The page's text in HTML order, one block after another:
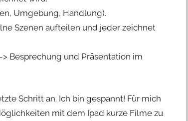
Umgebung, Handlung).
Szenen aufteilen und jeder zeichnet
Besprechung und Präsentation im
Schritt an. Ich bin gespannt! Für mich
mit dem Ipad kurze Filme zu